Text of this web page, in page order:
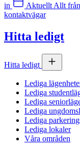
in
Aktuellt Allt
kontaktvägar
Hitta ledigt
Hitta ledigt
Lediga
Lediga
Lediga
Lediga
Lediga
Lediga lokaler
Våra områden